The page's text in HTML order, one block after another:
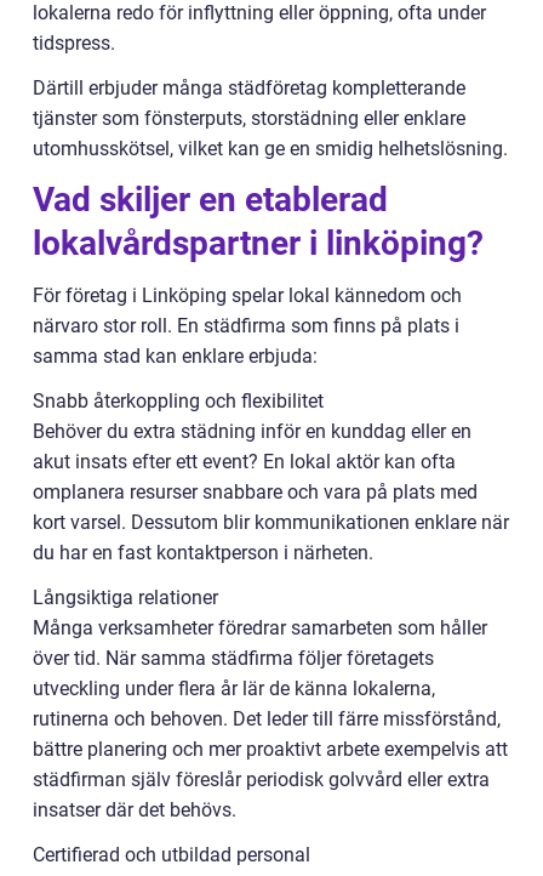
lokalerna redo för inflyttning eller öppning, ofta under
tidspress.
Därtill erbjuder många städföretag kompletterande
tjänster som fönsterputs, storstädning eller enklare
utomhusskötsel, vilket kan ge en smidig helhetslösning.
Vad skiljer en etablerad
lokalvårdspartner i linköping?
För företag i Linköping spelar lokal kännedom och
närvaro stor roll. En städfirma som finns på plats i
samma stad kan enklare erbjuda:
Snabb återkoppling och flexibilitet
Behöver du extra städning inför en kunddag eller en
akut insats efter ett event? En lokal aktör kan ofta
omplanera resurser snabbare och vara på plats med
kort varsel. Dessutom blir kommunikationen enklare när
du har en fast kontaktperson i närheten.
Långsiktiga relationer
Många verksamheter föredrar samarbeten som håller
över tid. När samma städfirma följer företagets
utveckling under flera år lär de känna lokalerna,
rutinerna och behoven. Det leder till färre missförstånd,
bättre planering och mer proaktivt arbete exempelvis att
städfirman själv föreslår periodisk golvvård eller extra
insatser där det behövs.
Certifierad och utbildad personal